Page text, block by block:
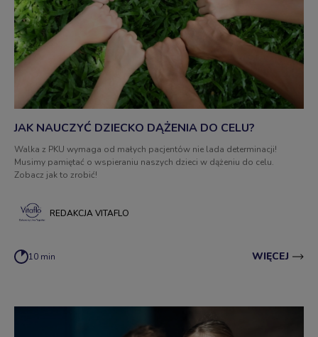
JAK NAUCZYĆ DZIECKO DĄŻENIA DO CELU?
Walka z PKU wymaga od małych pacjentów nie lada determinacji!
Musimy pamiętać o wspieraniu naszych dzieci w dążeniu do celu.
Zobacz jak to zrobić!
REDAKCJA VITAFLO
10 min WIĘCEJ